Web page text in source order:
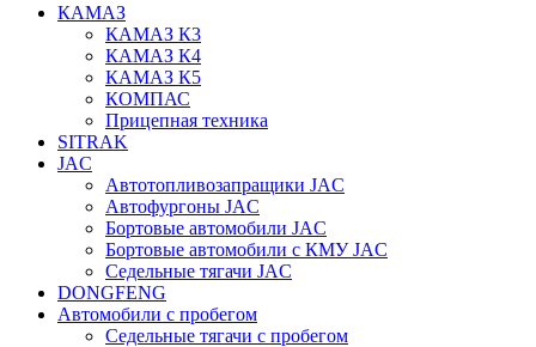
КАМАЗ
КАМАЗ К3
КАМАЗ К4
КАМАЗ К5
КОМПАС
Прицепная техника
SITRAK
JAC
Автотопливозапращики JAC
Автофургоны JAC
Бортовые автомобили JAC
Бортовые автомобили с КМУ JAC
Седельные тягачи JAC
DONGFENG
Автомобили с пробегом
Седельные тягачи с пробегом